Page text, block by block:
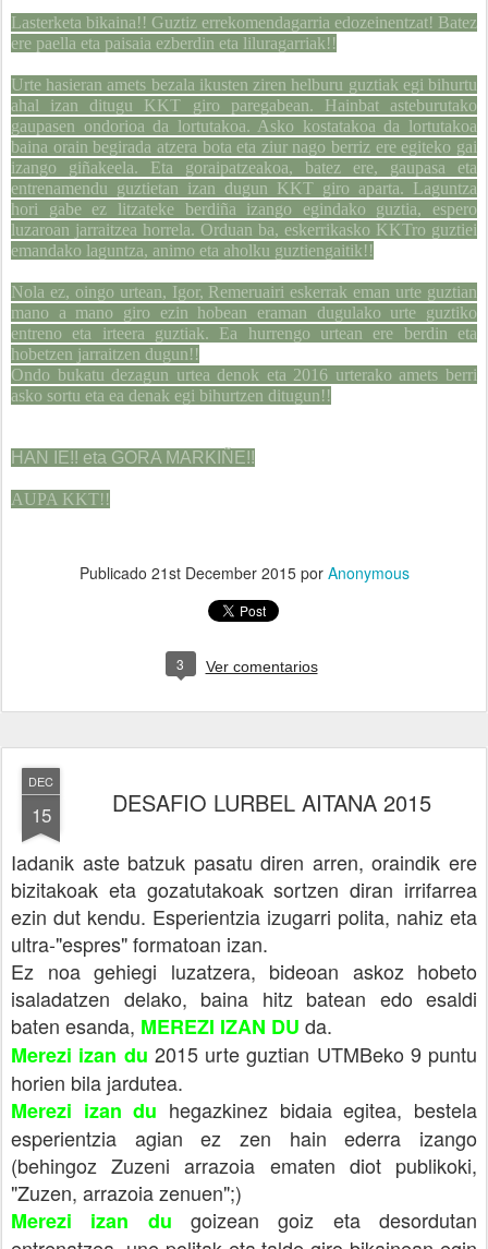
Lasterketa bikaina!! Guztiz errekomendagarria edozeinentzat! Batez
ere paella eta paisaia ezberdin eta liluragarriak!!
Urte hasieran amets bezala ikusten ziren helburu guztiak egi bihurtu
ahal izan ditugu KKT giro paregabean. Hainbat asteburutako
gaupasen ondorioa da lortutakoa. Asko kostatakoa da lortutakoa
baina orain begirada atzera bota eta ziur nago berriz ere egiteko gai
izango giñakeela. Eta goraipatzeakoa, batez ere, gaupasa eta
entrenamendu guztietan izan dugun KKT giro aparta. Laguntza
hori gabe ez litzateke berdiña izango egindako guztia, espero
luzaroan jarraitzea horrela. Orduan ba, eskerrikasko KKTro guztiei
emandako laguntza, animo eta aholku guztiengaitik!!
Nola ez, oingo urtean, Igor, Remeruairi eskerrak eman urte guztian
mano a mano giro ezin hobean eraman dugulako urte guztiko
entreno eta irteera guztiak. Ea hurrengo urtean ere berdin eta
hobetzen jarraitzen dugun!!
Ondo bukatu dezagun urtea denok eta 2016 urterako amets berri
asko sortu eta ea denak egi bihurtzen ditugun!!
HAN IE!! eta GORA MARKIÑE!!
AUPA KKT!!
Publicado 21st December 2015por Anonymous
3 Ver comentarios
DEC
15 DESAFIO LURBEL AITANA 2015
Iadanik aste batzuk pasatu diren arren, oraindik ere
bizitakoak eta gozatutakoak sortzen diran irrifarrea
ezin dut kendu. Esperientzia izugarri polita, nahiz eta
ultra-"espres" formatoan izan.
Ez noa gehiegi luzatzera, bideoan askoz hobeto
isaladatzen delako, baina hitz batean edo esaldi
baten esanda, MEREZI IZAN DU da.
Merezi izan du 2015 urte guztian UTMBeko 9 puntu
horien bila jardutea.
Merezi izan du hegazkinez bidaia egitea, bestela
esperientzia agian ez zen hain ederra izango
(behingoz Zuzeni arrazoia ematen diot publikoki,
"Zuzen, arrazoia zenuen";)
Merezi izan du goizean goiz eta desordutan